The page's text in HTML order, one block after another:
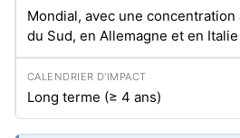
Mondial, avec une concentration
du Sud, en Allemagne et en Italie
Long terme (≥ 4 ans)